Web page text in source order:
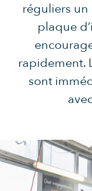
réguliers
plaque
rapidement.
sont